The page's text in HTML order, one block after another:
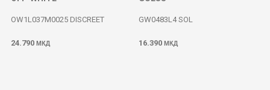
OW1L037M0025 DISCREET
24.790 МКД
GW0483L4 SOL
16.390 МКД